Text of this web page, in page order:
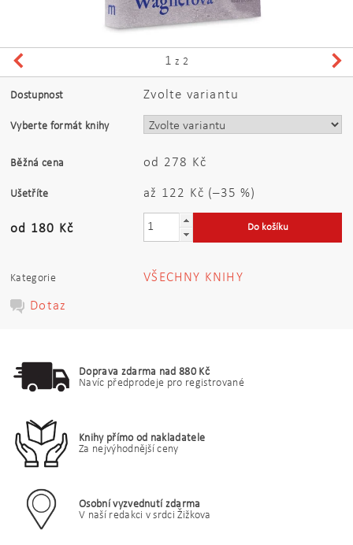
1 z 2
Dostupnost Zvolte variantu
Vyberte formát knihy
Běžná cena od 278 Kč
Ušetříte až 122 Kč (–35 %)
od 180 Kč
Kategorie VŠECHNY KNIHY
Dotaz
Doprava zdarma nad 880 Kč
Navíc předprodeje pro registrované
Knihy přímo od nakladatele
Za nejvýhodnější ceny
Osobní vyzvednutí zdarma
V naší redakci v srdci Žižkova